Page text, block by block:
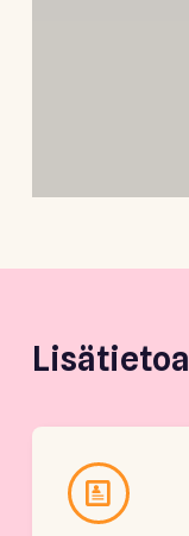
Lisätietoa